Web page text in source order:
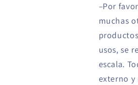
–Por
muchas
usos, se
escala.
externo y